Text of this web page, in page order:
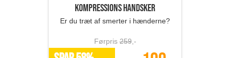
Kompressions handsker
Er du træt af smerter i hænderne?
Førpris259,-